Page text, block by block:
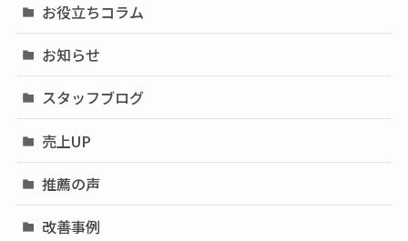
お役立ちコラム
お知らせ
スタッフブログ
売上UP
推薦の声
改善事例